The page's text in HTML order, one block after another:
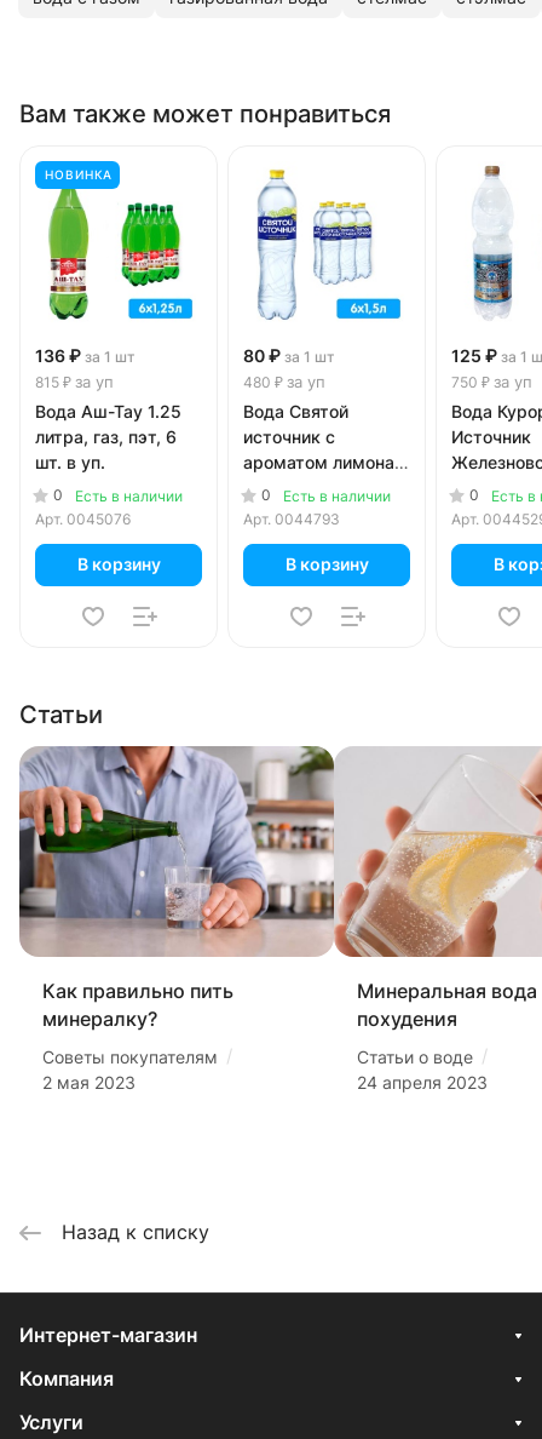
Вам также может понравиться
НОВИНКА
136 ₽ за 1 шт
815 ₽ за уп
Вода Аш-Тау 1.25
литра, газ, пэт, 6
шт. в уп.
0
Есть в наличии
Арт. 0045076
В корзину
80 ₽ за 1 шт
480 ₽ за уп
Вода Святой
источник с
ароматом лимона и
лайма 1.5 литра,
газ, пэт, 6 шт. в уп.
0
Есть в наличии
Арт. 0044793
В корзину
125 ₽ за 1
750 ₽ за уп
Вода
Источник
1.5 литра,
6 шт. в уп.
0
Есть в
Арт.
В
Статьи
Как правильно пить
минералку?
Советы покупателям /
2 мая 2023
Минеральная вода
похудения
Статьи о воде /
24 апреля 2023
Назад к списку
Интернет-магазин
Компания
Услуги